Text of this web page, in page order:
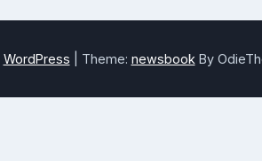
WordPress Theme: newsbook By